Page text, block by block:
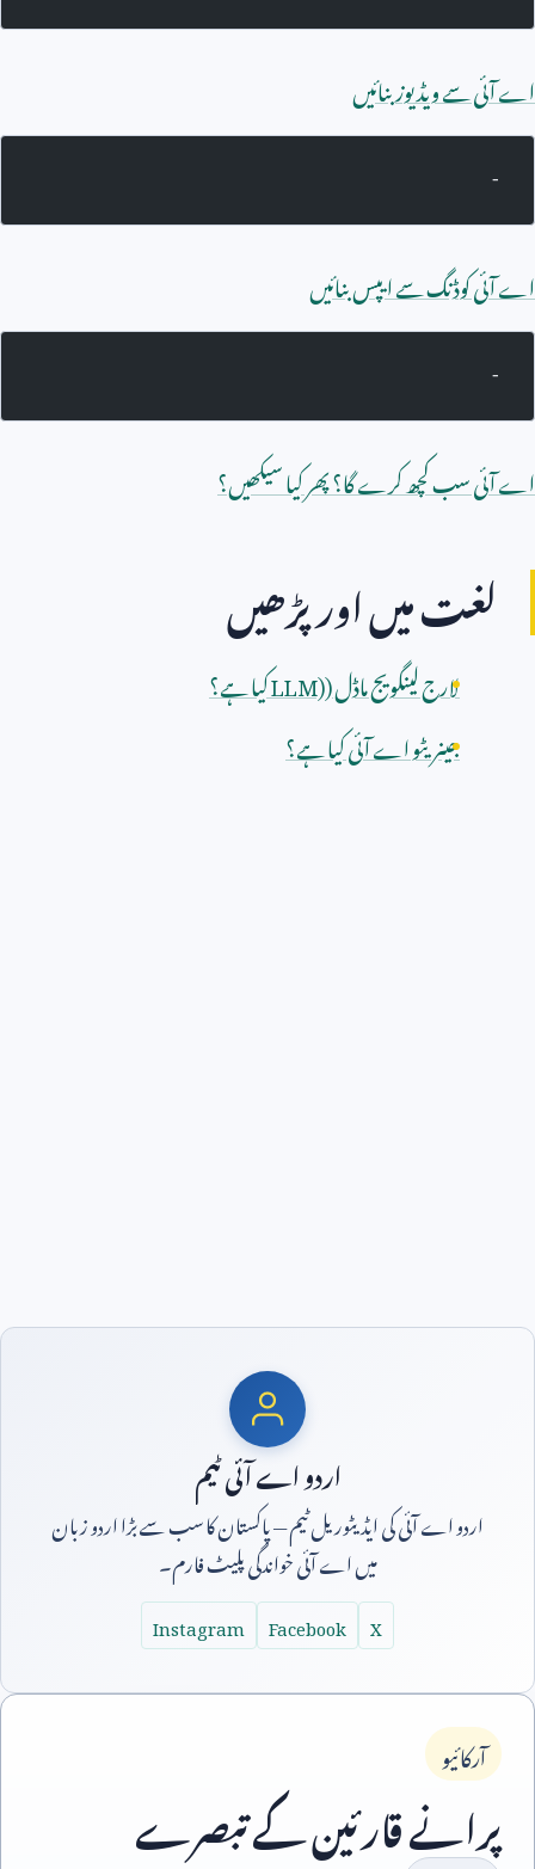
اے آئی سے ویڈیوز بنائیں
-
اے آئی کوڈنگ سے ایپس بنائیں
-
اے آئی سب کچھ کرے گا؟ پھر کیا سیکھیں؟
لغت میں اور پڑھیں
لارج لینگویج ماڈل (LLM)کیا ہے؟
جینریٹو اے آئی کیا ہے؟
اردو اے آئی ٹیم
اردو اے آئی کی ایڈیٹوریل ٹیم — پاکستان کا سب سے بڑا اردو زبان
میں اے آئی خواندگی پلیٹ فارم۔
X
Facebook
Instagram
آرکائیو
پرانے قارئین کے تبصرے